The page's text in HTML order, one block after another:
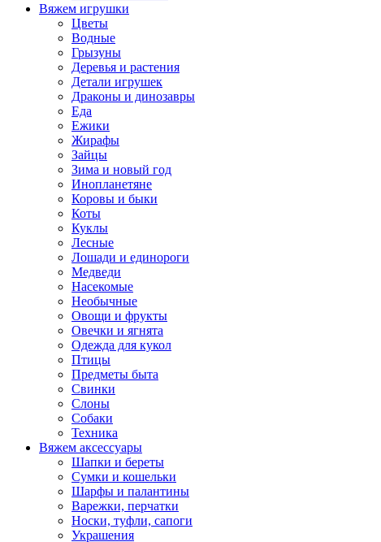
Вяжем игрушки
Цветы
Водные
Грызуны
Деревья и растения
Детали игрушек
Драконы и динозавры
Еда
Ежики
Жирафы
Зайцы
Зима и новый год
Инопланетяне
Коровы и быки
Коты
Куклы
Лесные
Лошади и единороги
Медведи
Насекомые
Необычные
Овощи и фрукты
Овечки и ягнята
Одежда для кукол
Птицы
Предметы быта
Свинки
Слоны
Собаки
Техника
Вяжем аксессуары
Шапки и береты
Сумки и кошельки
Шарфы и палантины
Варежки, перчатки
Носки, туфли, сапоги
Украшения